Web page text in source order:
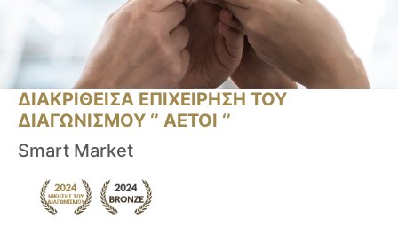
ΔΙΑΚΡΙΘΕΙΣΑ ΕΠΙΧΕΙΡΗΣΗ ΤΟΥ
ΔΙΑΓΩΝΙΣΜΟΥ ‘’ ΑΕΤΟΙ ‘’
Smart Market